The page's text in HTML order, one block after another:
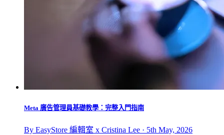
Meta 廣告管理員基礎教學：完整入門指南
By EasyStore 編輯室 x Cristina Lee · 5th May, 2026